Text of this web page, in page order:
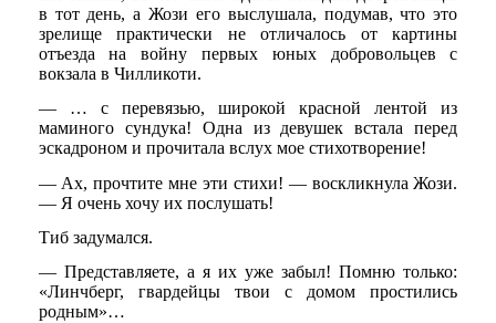
в тот день, а Жози его выслушала, подумав, что это
зрелище практически не отличалось от картины
отъезда на войну первых юных добровольцев с
вокзала в Чилликоти.
— … с перевязью, широкой красной лентой из
маминого сундука! Одна из девушек встала перед
эскадроном и прочитала вслух мое стихотворение!
— Ах, прочтите мне эти стихи! — воскликнула Жози.
— Я очень хочу их послушать!
Тиб задумался.
— Представляете, а я их уже забыл! Помню только:
«Линчберг, гвардейцы твои с домом простились
родным»…